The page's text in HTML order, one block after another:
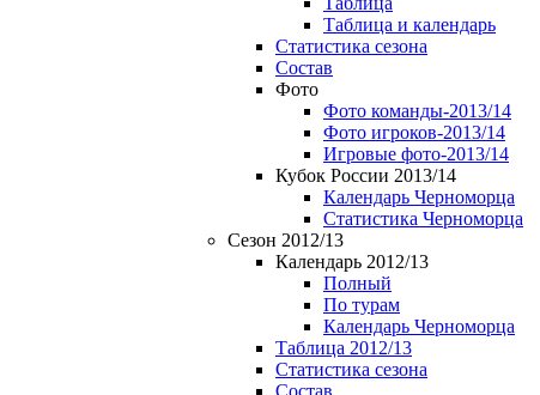
Таблица и календарь
Статистика сезона
Состав
Фото
Фото команды-2013/14
Фото игроков-2013/14
Игровые фото-2013/14
Кубок России 2013/14
Календарь Черноморца
Статистика Черноморца
Сезон 2012/13
Календарь 2012/13
Полный
По турам
Календарь Черноморца
Таблица 2012/13
Статистика сезона
Состав